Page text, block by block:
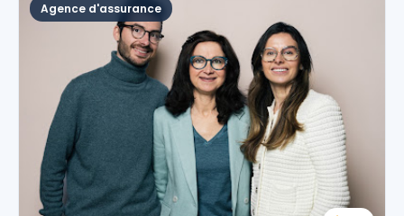
Agence d'assurance